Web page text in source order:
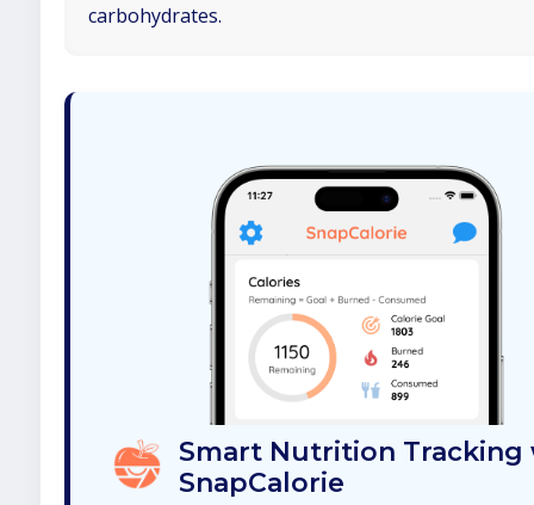
carbohydrates.
Smart Nutrition Tracking
SnapCalorie